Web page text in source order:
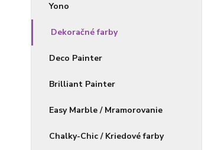
Yono
Dekoračné farby
Deco Painter
Brilliant Painter
Easy Marble / Mramorovanie
Chalky-Chic / Kriedové farby